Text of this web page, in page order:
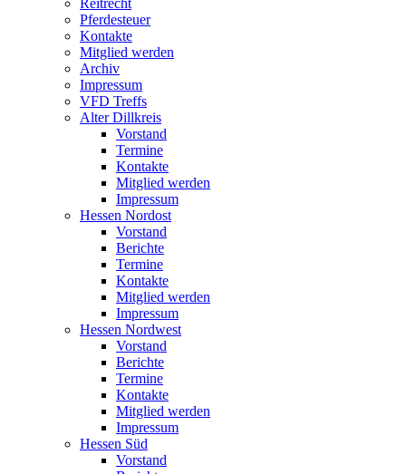
Reitrecht
Pferdesteuer
Kontakte
Mitglied werden
Archiv
Impressum
VFD Treffs
Alter Dillkreis
Vorstand
Termine
Kontakte
Mitglied werden
Impressum
Hessen Nordost
Vorstand
Berichte
Termine
Kontakte
Mitglied werden
Impressum
Hessen Nordwest
Vorstand
Berichte
Termine
Kontakte
Mitglied werden
Impressum
Hessen Süd
Vorstand